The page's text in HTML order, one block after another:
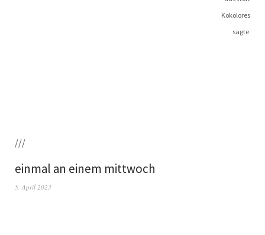
Kokolores
sagte
///
einmal an einem mittwoch
5. April 2023